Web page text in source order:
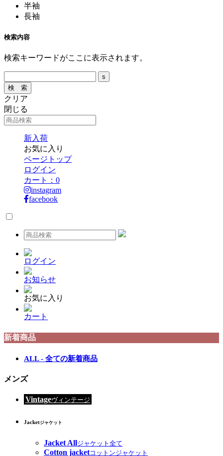
半袖
長袖
検索内容
検索キーワードがここに表示されます。
クリア
閉じる
新入荷
お気に入り
ページトップ
ログイン
カート： 0
instagram
facebook
ログイン
お知らせ
お気に入り
カート
新着商品
ALL - 全ての新着商品
メンズ
Vintageヴィンテージ
Jacketジャケット
Jacket Allジャケット全て
Cotton jacketコットンジャケット